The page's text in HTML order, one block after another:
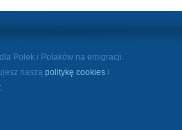
dla Polek i Polaków na emigracji.
naszą politykę cookies i